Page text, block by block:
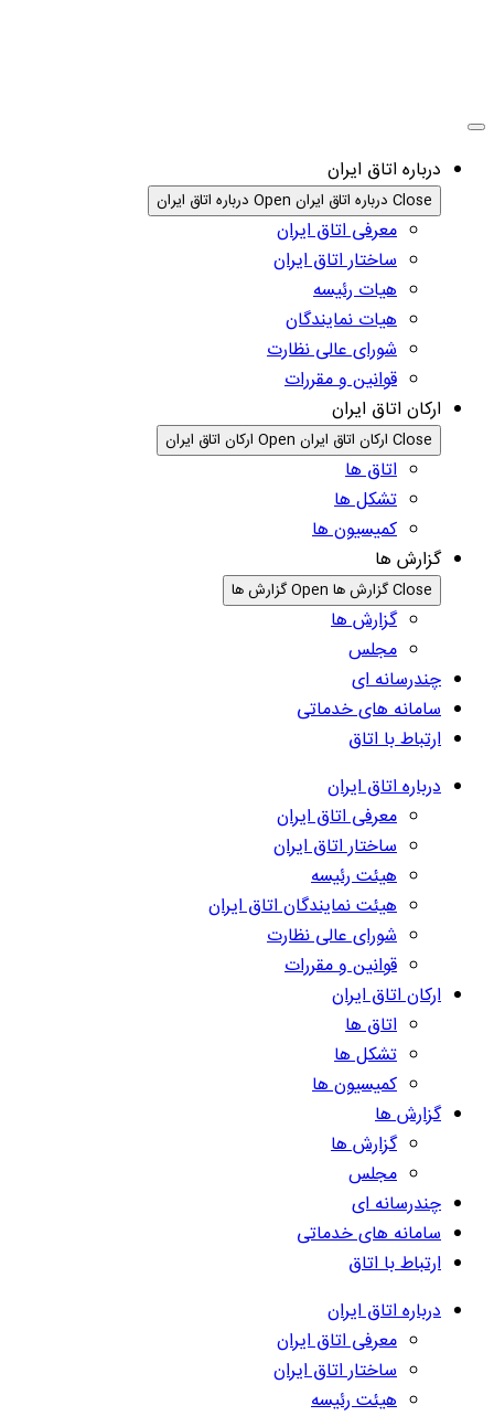
درباره اتاق ایران
Close درباره اتاق ایران Open درباره اتاق ایران
معرفی اتاق ایران
ساختار اتاق ایران
هیات رئیسه
هیات نمایندگان
شورای عالی نظارت
قوانین و مقررات
ارکان اتاق ایران
Close ارکان اتاق ایران Open ارکان اتاق ایران
اتاق ها
تشکل ها
کمیسیون ها
گزارش ها
Close گزارش ها Open گزارش ها
گزارش ها
مجلس
چندرسانه ای
سامانه های خدماتی
ارتباط با اتاق
درباره اتاق ایران
معرفی اتاق ایران
ساختار اتاق ایران
هیئت رئیسه
هیئت نمایندگان اتاق ایران
شورای عالی نظارت
قوانین و مقررات
ارکان اتاق ایران
اتاق ها
تشکل ها
کمیسیون ها
گزارش ها
گزارش ها
مجلس
چندرسانه ای
سامانه های خدماتی
ارتباط با اتاق
درباره اتاق ایران
معرفی اتاق ایران
ساختار اتاق ایران
هیئت رئیسه